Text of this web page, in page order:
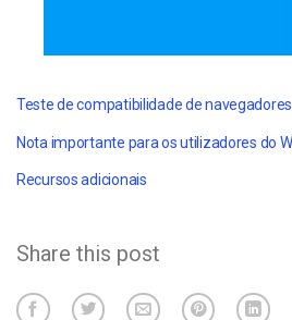
Teste de compatibilidade de navegadores
Recursos adicionais
Share this post